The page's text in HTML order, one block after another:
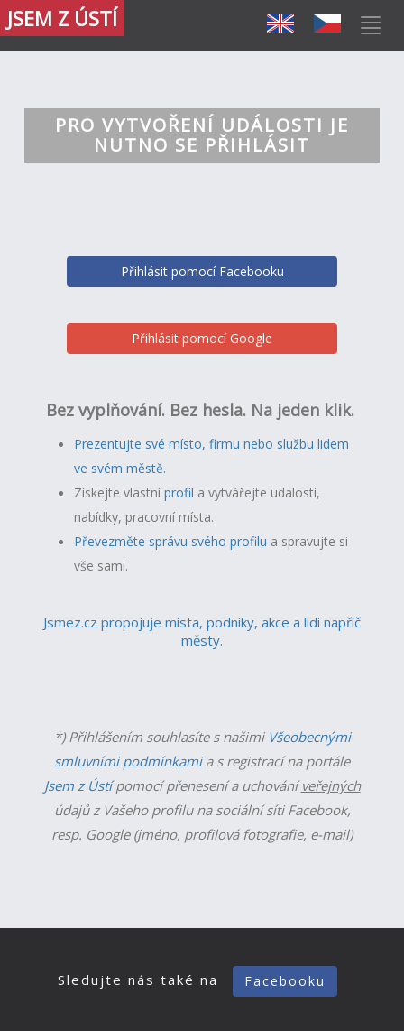
JSEM Z ÚSTÍ
PRO VYTVOŘENÍ UDÁLOSTI JE
NUTNO SE PŘIHLÁSIT
Přihlásit pomocí Facebooku
Přihlásit pomocí Google
Bez vyplňování. Bez hesla. Na jeden klik.
Prezentujte své místo, firmu nebo službu lidem
ve svém městě.
Získejte vlastníprofil a vytvářejte udalosti,
nabídky, pracovní místa.
Převezměte správu svého profilu a spravujte si
vše sami.
Jsmez.cz propojuje místa, podniky, akce a lidi napříč
městy.
*) Přihlášením souhlasíte s našimi Všeobecnými
smluvními podmínkamia s registrací na portále
Jsem z Ústípomocí přenesení a uchováníveřejných
údajů z Vašeho profilu na sociální síti Facebook,
resp. Google (jméno, profilová fotografie, e-mail)
Sledujte nás také na Facebooku